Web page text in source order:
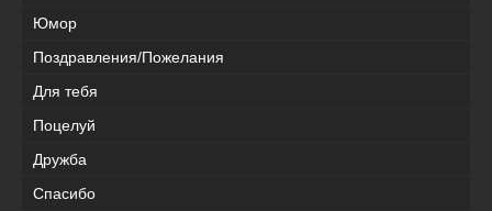
Юмор
Поздравления/Пожелания
Для тебя
Поцелуй
Дружба
Спасибо